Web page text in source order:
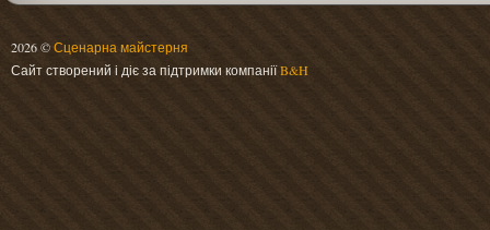
2026 ©Сценарна майстерня
Сайт створений і діє за підтримки компаніїB&H